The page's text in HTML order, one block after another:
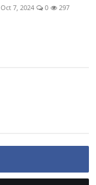
Oct 7, 2024 0 297